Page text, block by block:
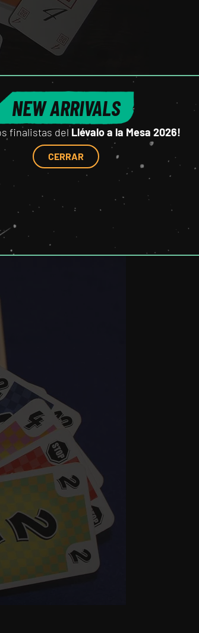
de jugadores, y lo hace de manera
manera pública, que servirán de comodines
te llegan. El espíritu es el mismo, pero te
antes de jugar tu primera combinación, lo
ya que no existe aún edición
NEW ARRIVALS
finalistas del Llévalo a la Mesa 2026!
CERRAR